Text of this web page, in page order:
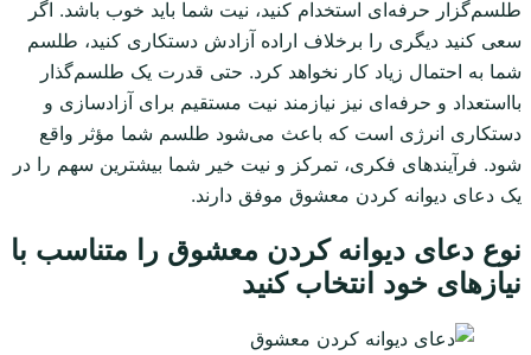
طلسم‌گزار حرفه‌ای استخدام کنید، نیت شما باید خوب باشد. اگر
سعی کنید دیگری را برخلاف اراده آزادش دستکاری کنید، طلسم
شما به احتمال زیاد کار نخواهد کرد. حتی قدرت یک طلسم‌گذار
بااستعداد و حرفه‌ای نیز نیازمند نیت مستقیم برای آزادسازی و
دستکاری انرژی است که باعث می‌شود طلسم شما مؤثر واقع
شود. فرآیندهای فکری، تمرکز و نیت خیر شما بیشترین سهم را در
یک دعای دیوانه کردن معشوق موفق دارند.
نوع دعای دیوانه کردن معشوق را متناسب با
نیازهای خود انتخاب کنید